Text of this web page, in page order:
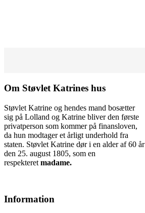
Om Støvlet Katrines hus
Støvlet Katrine og hendes mand bosætter
sig på Lolland og Katrine bliver den første
privatperson som kommer på finansloven,
da hun modtager et årligt underhold fra
staten. Støvlet Katrine dør i en alder af 60 år
den 25. august 1805, som en
respekteret madame.
Information